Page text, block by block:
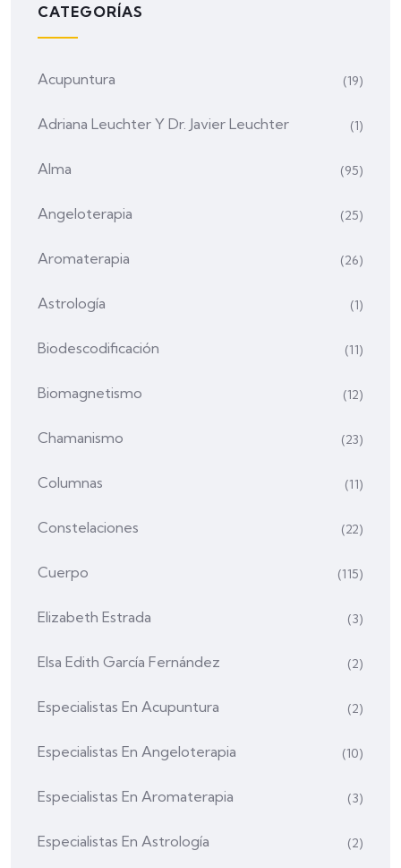
CATEGORÍAS
Acupuntura (19)
Adriana Leuchter Y Dr. Javier Leuchter (1)
Alma (95)
Angeloterapia (25)
Aromaterapia (26)
Astrología (1)
Biodescodificación (11)
Biomagnetismo (12)
Chamanismo (23)
Columnas (11)
Constelaciones (22)
Cuerpo (115)
Elizabeth Estrada (3)
Elsa Edith García Fernández (2)
Especialistas En Acupuntura (2)
Especialistas En Angeloterapia (10)
Especialistas En Aromaterapia (3)
Especialistas En Astrología (2)